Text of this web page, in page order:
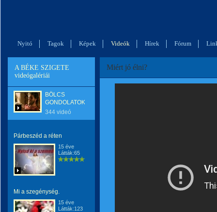
Nyitó Tagok Képek Videók Hírek Fórum
A BÉKE SZIGETE
videógalériái
BÖLCS
GONDOLATOK
344 videó
Párbeszéd a réten
15 éve
Látták:65
Mi a szegénység.
15 éve
Látták:123
Miért jó élni?